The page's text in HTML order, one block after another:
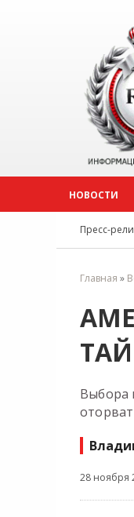
НОВОСТИ
Пресс-
Главная »
Выбора
28 ноября